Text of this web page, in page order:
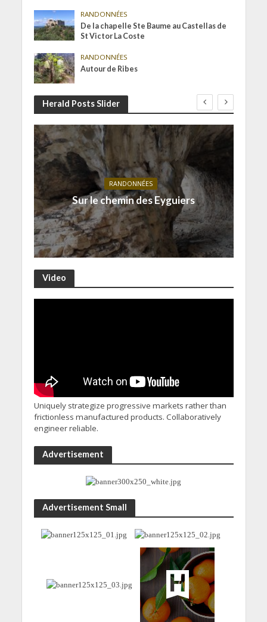
RANDONNÉES
De la chapelle Ste Baume au Castellas de
St Victor La Coste
RANDONNÉES
Autour de Ribes
Herald Posts Slider
RANDONNÉES
Sur le chemin des Eyguiers
Video
Uniquely strategize progressive markets rather than
frictionless manufactured products. Collaboratively
engineer reliable.
Advertisement
Advertisement Small